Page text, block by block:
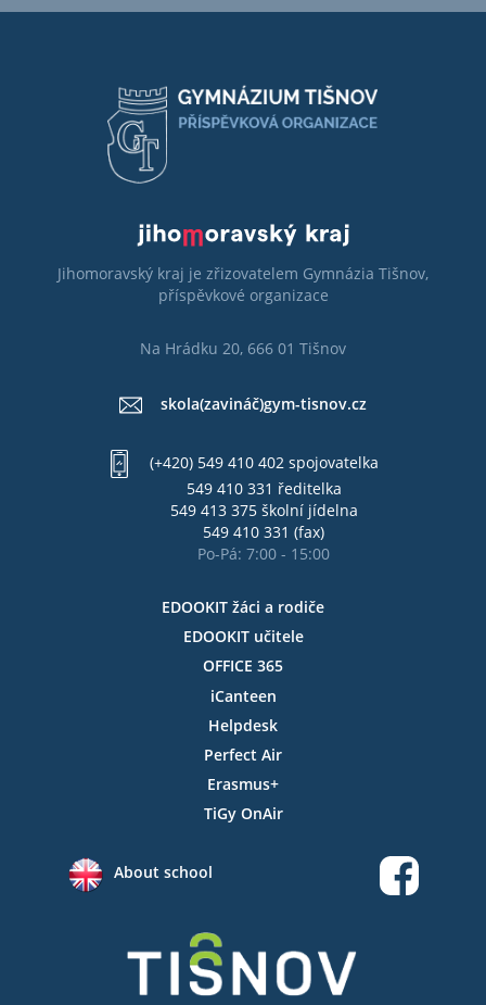
Jihomoravský kraj je zřizovatelem Gymnázia Tišnov,
příspěvkové organizace
Na Hrádku 20, 666 01 Tišnov
skola(zavináč)gym-tisnov.cz
(+420) 549 410 402 spojovatelka
549 410 331 ředitelka
549 413 375 školní jídelna
549 410 331 (fax)
Po-Pá: 7:00 - 15:00
EDOOKIT žáci a rodiče
EDOOKIT učitele
OFFICE 365
iCanteen
Helpdesk
Perfect Air
Erasmus+
TiGy OnAir
About school